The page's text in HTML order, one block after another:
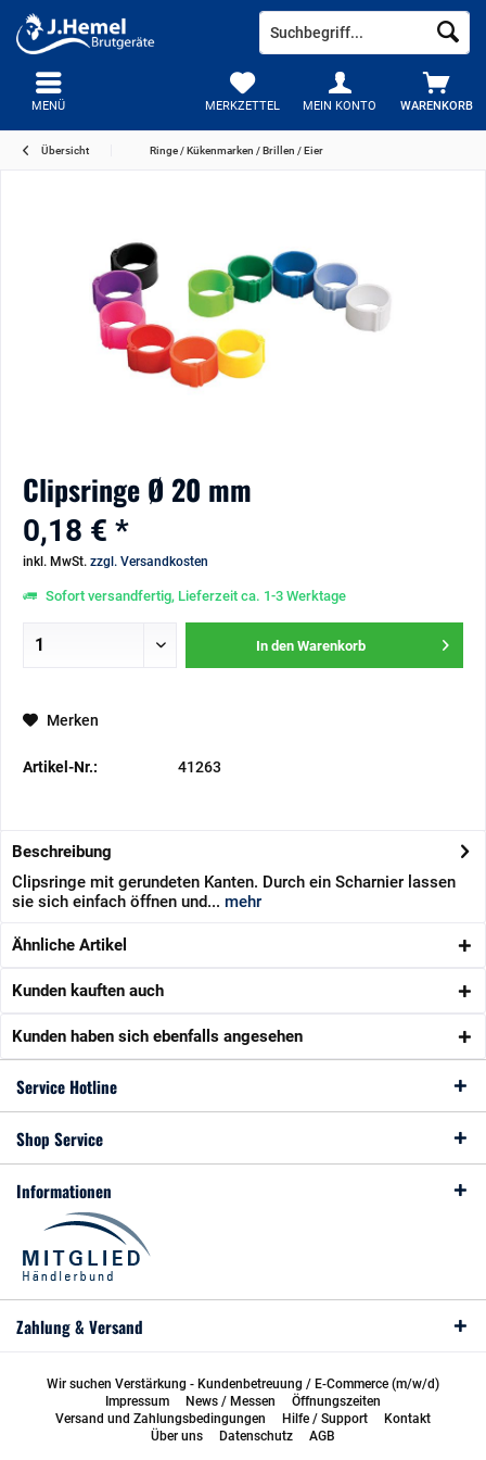
WARENKORB
MERKZETTEL MEIN KONTO
MENÜ
Übersicht Ringe / Kükenmarken / Brillen / Eier
Clipsringe Ø 20 mm
0,18 € *
inkl. MwSt. zzgl. Versandkosten
Sofort versandfertig, Lieferzeit ca. 1-3 Werktage
In den Warenkorb
Merken
Artikel-Nr.: 41263
Beschreibung
Clipsringe mit gerundeten Kanten. Durch ein Scharnier lassen
sie sich einfach öffnen und... mehr
Ähnliche Artikel
Kunden kauften auch
Kunden haben sich ebenfalls angesehen
Service Hotline
Shop Service
Informationen
Zahlung & Versand
Wir suchen Verstärkung - Kundenbetreuung / E-Commerce (m/w/d)
Impressum
News / Messen
Öffnungszeiten
Versand und Zahlungsbedingungen
Hilfe / Support
Kontakt
Über uns
Datenschutz AGB